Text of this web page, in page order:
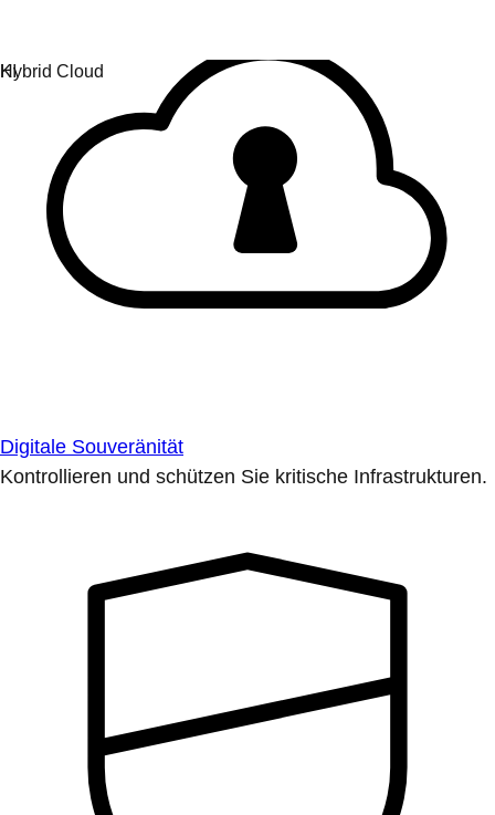
Digitale Souveränität
Kontrollieren und schützen Sie kritische Infrastrukturen.